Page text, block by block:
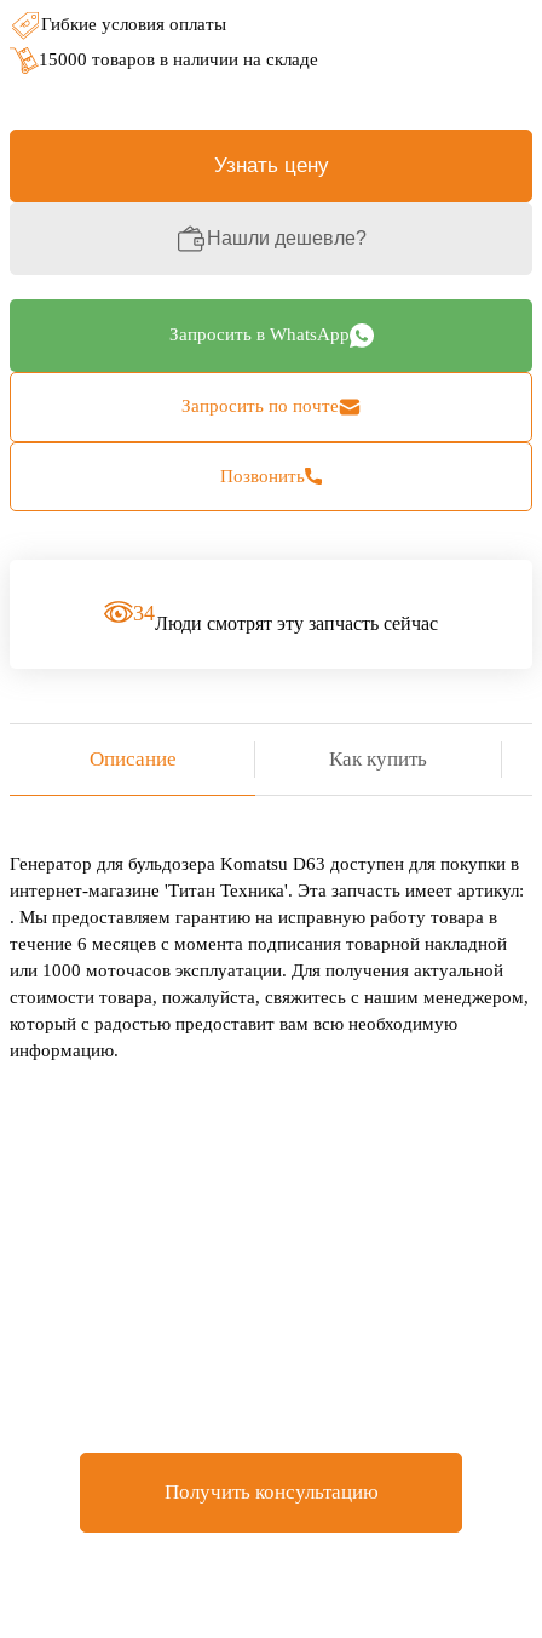
Гибкие условия оплаты
15000 товаров в наличии на складе
Узнать цену
Нашли дешевле?
Запросить в WhatsApp
Запросить по почте
Позвонить
34Люди смотрят эту запчасть сейчас
Описание Как купить
Генератор для бульдозера Komatsu D63 доступен для покупки в
интернет-магазине 'Титан Техника'. Эта запчасть имеет артикул:
. Мы предоставляем гарантию на исправную работу товара в
течение 6 месяцев с момента подписания товарной накладной
или 1000 моточасов эксплуатации. Для получения актуальной
стоимости товара, пожалуйста, свяжитесь с нашим менеджером,
который с радостью предоставит вам всю необходимую
информацию.
Получить консультацию